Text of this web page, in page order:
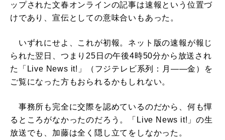
ップされた文春オンラインの記事は速報という位置づ
けであり、宣伝としての意味合いもあった。
いずれにせよ、これが初報。ネット版の速報が報じ
られた翌日、つまり25日の午後4時50分から放送され
た「Live News it!」（フジテレビ系列：月——金）を
ご覧になった方もおられるかもしれない。
事務所も完全に交際を認めているのだから、何も憚
るところがなかったのだろう。「Live News it!」の生
放送でも、加藤は全く隠し立てをしなかった。